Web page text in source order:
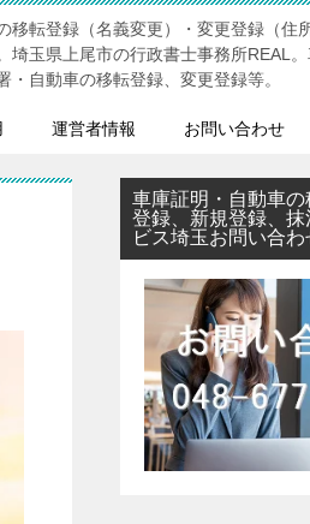
移転登録（名義変更）・変更登録（住
玉県上尾市の行政書士事務所REAL。
自動車の移転登録、変更登録等。
運営者情報 お問い合わせ
車庫証明・自動車
登録、新規登録、
ビス埼玉お問い合わ